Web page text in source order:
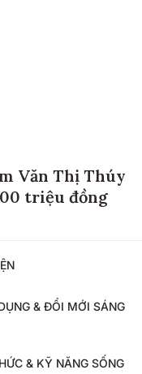
Văn Thị Thúy
triệu đồng
& ĐỔI MỚI SÁNG
& KỸ NĂNG SỐNG